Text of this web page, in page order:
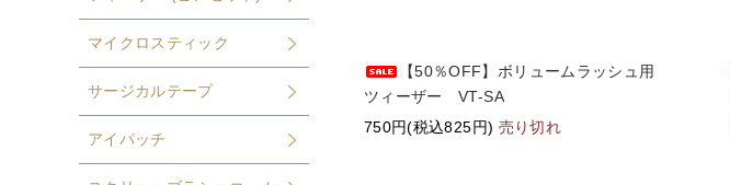
【50％OFF】ボリュームラッシュ用
ツィーザー VT-SA
750円(税込825円) 売り切れ
マイクロスティック
サージカルテープ
アイパッチ